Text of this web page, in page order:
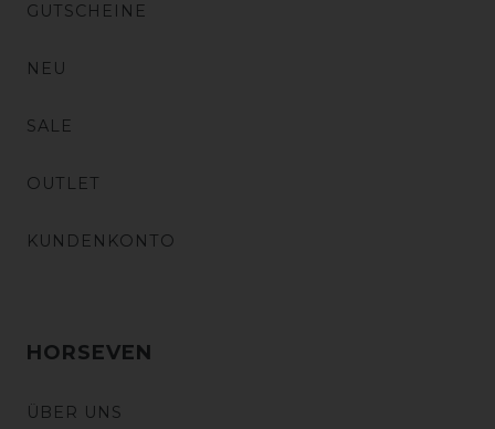
GUTSCHEINE
NEU
SALE
OUTLET
KUNDENKONTO
HORSEVEN
ÜBER UNS